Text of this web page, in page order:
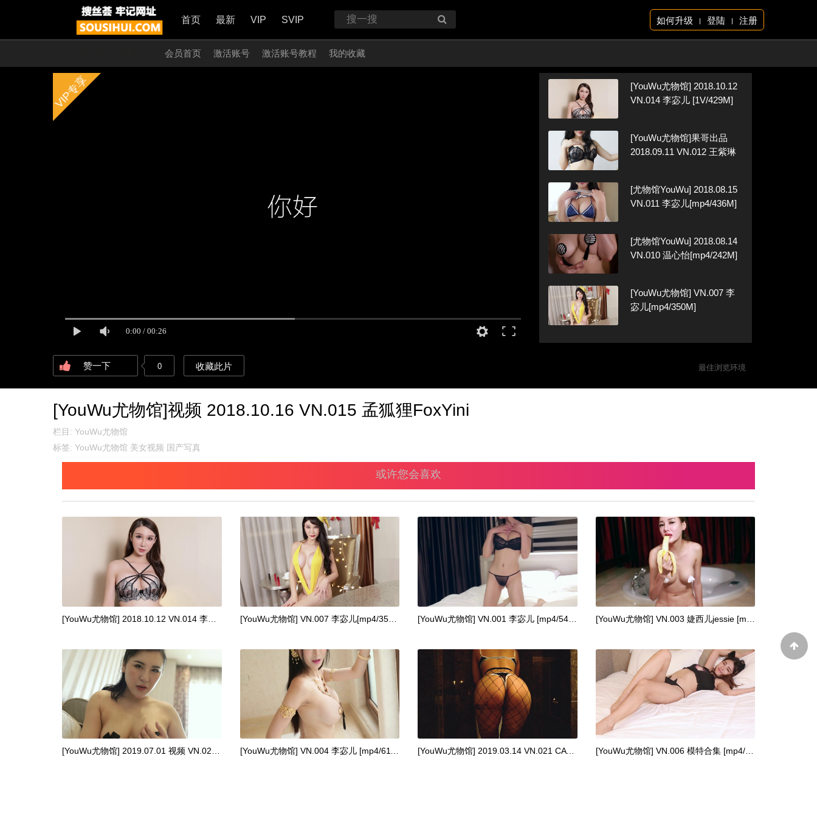
首页 最新 VIP SVIP 如何升级 | 登陆 | 注册
会员首页 激活账号 激活账号教程 我的收藏
VIP专享
赞一下 0 收藏此片 最佳浏览环境
[YouWu尤物馆] 2018.10.12
VN.014 李宓儿 [1V/429M]
[YouWu尤物馆]果哥出品
2018.09.11 VN.012 王紫琳
[尤物馆YouWu] 2018.08.15
VN.011 李宓儿[mp4/436M]
[尤物馆YouWu] 2018.08.14
VN.010 温心怡[mp4/242M]
[YouWu尤物馆] VN.007 李
宓儿[mp4/350M]
[YouWu尤物馆]视频 2018.10.16 VN.015 孟狐狸FoxYini
栏目: YouWu尤物馆
标签: YouWu尤物馆 美女视频 国产写真
或许您会喜欢
[YouWu尤物馆] VN.007 李宓儿[mp4/350M]
[YouWu尤物馆] 2019.07.01 视频 VN.023 伊诺 [YouWu尤物馆] VN.004 李宓儿 [mp4/611M] [YouWu尤物馆] 2019.03.14 VN.021 CATCAT [YouWu尤物馆] VN.006 模特合集 [mp4/275M]